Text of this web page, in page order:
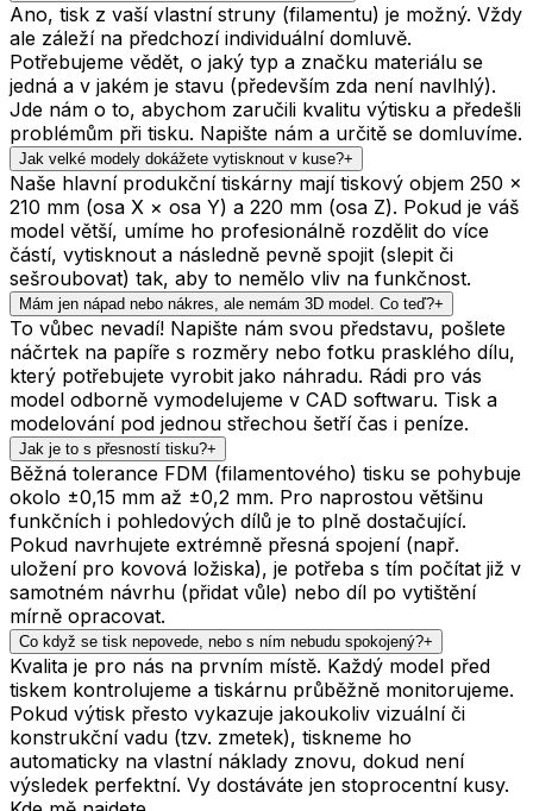
Ano, tisk z vaší vlastní struny (filamentu) je možný. Vždy
ale záleží na předchozí individuální domluvě.
Potřebujeme vědět, o jaký typ a značku materiálu se
jedná a v jakém je stavu (především zda není navlhlý).
Jde nám o to, abychom zaručili kvalitu výtisku a předešli
problémům při tisku. Napište nám a určitě se domluvíme.
Jak velké modely dokážete vytisknout v kuse?+
Naše hlavní produkční tiskárny mají tiskový objem 250 ×
210 mm (osa X × osa Y) a 220 mm (osa Z). Pokud je váš
model větší, umíme ho profesionálně rozdělit do více
částí, vytisknout a následně pevně spojit (slepit či
sešroubovat) tak, aby to nemělo vliv na funkčnost.
Mám jen nápad nebo nákres, ale nemám 3D model. Co teď?+
To vůbec nevadí! Napište nám svou představu, pošlete
náčrtek na papíře s rozměry nebo fotku prasklého dílu,
který potřebujete vyrobit jako náhradu. Rádi pro vás
model odborně vymodelujeme v CAD softwaru. Tisk a
modelování pod jednou střechou šetří čas i peníze.
Jak je to s přesností tisku?+
Běžná tolerance FDM (filamentového) tisku se pohybuje
okolo ±0,15 mm až ±0,2 mm. Pro naprostou většinu
funkčních i pohledových dílů je to plně dostačující.
Pokud navrhujete extrémně přesná spojení (např.
uložení pro kovová ložiska), je potřeba s tím počítat již v
samotném návrhu (přidat vůle) nebo díl po vytištění
mírně opracovat.
Co když se tisk nepovede, nebo s ním nebudu spokojený?+
Kvalita je pro nás na prvním místě. Každý model před
tiskem kontrolujeme a tiskárnu průběžně monitorujeme.
Pokud výtisk přesto vykazuje jakoukoliv vizuální či
konstrukční vadu (tzv. zmetek), tiskneme ho
automaticky na vlastní náklady znovu, dokud není
výsledek perfektní. Vy dostáváte jen stoprocentní kusy.